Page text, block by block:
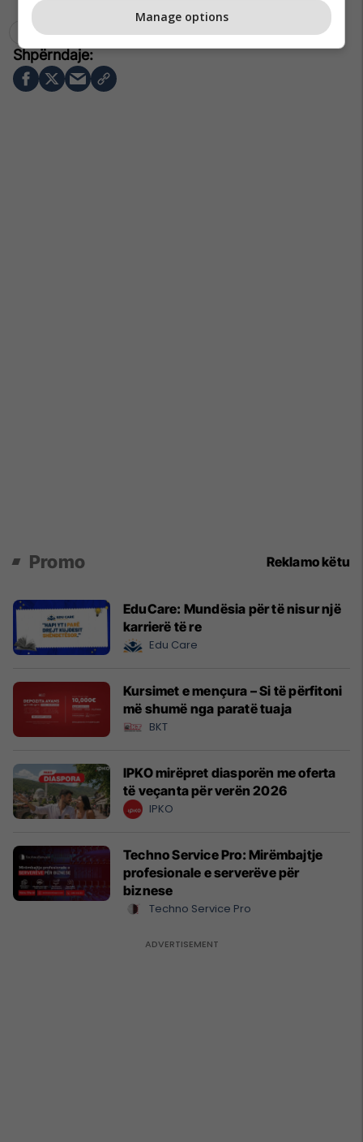
Obsh Rritje Ditore Coronavirus
Promo Reklamo këtu
EduCare: Mundësia për të nisur një
karrierë të re
Edu Care
Kursimet e mençura – Si të përfitoni
më shumë nga paratë tuaja
BKT
IPKO mirëpret diasporën me oferta
të veçanta për verën 2026
IPKO
Techno Service Pro: Mirëmbajtje
profesionale e serverëve për
biznese
Techno Service Pro
Manage options